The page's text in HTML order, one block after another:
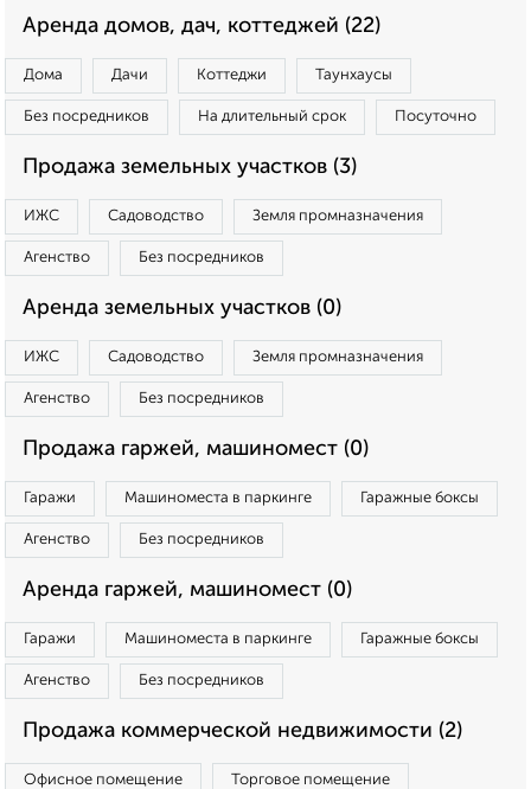
Аренда домов, дач, коттеджей (22)
Дома Дачи Коттеджи Таунхаусы
Без посредников На длительный срок Посуточно
Продажа земельных участков (3)
ИЖС Садоводство Земля промназначения
Агенство Без посредников
Аренда земельных участков (0)
ИЖС Садоводство Земля промназначения
Агенство Без посредников
Продажа гаржей, машиномест (0)
Гаражи Машиноместа в паркинге Гаражные боксы
Агенство Без посредников
Аренда гаржей, машиномест (0)
Гаражи Машиноместа в паркинге Гаражные боксы
Агенство Без посредников
Продажа коммерческой недвижимости (2)
Офисное помещение Торговое помещение